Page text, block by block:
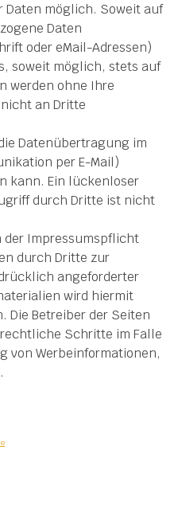
Daten möglich. Soweit auf
Daten
oder eMail-Adressen)
soweit möglich, stets auf
werden ohne Ihre
an Dritte
Datenübertragung im
per E-Mail)
kann. Ein lückenloser
durch Dritte ist nicht
der Impressumspflicht
durch Dritte zur
angeforderter
wird hiermit
Die Betreiber der Seiten
Schritte im Falle
von Werbeinformationen,